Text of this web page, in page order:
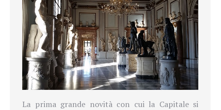
La prima grande novità con cui la Capitale si